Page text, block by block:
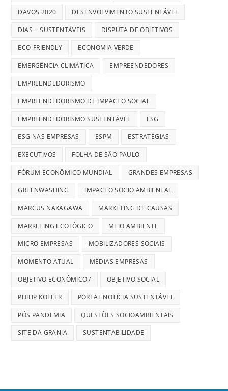
DAVOS 2020 DESENVOLVIMENTO SUSTENTÁVEL
DIAS + SUSTENTÁVEIS DISPUTA DE OBJETIVOS
ECO-FRIENDLY ECONOMIA VERDE
EMERGÊNCIA CLIMÁTICA EMPREENDEDORES
EMPREENDEDORISMO
EMPREENDEDORISMO DE IMPACTO SOCIAL
EMPREENDEDORISMO SUSTENTÁVEL ESG
ESG NAS EMPRESAS ESPM ESTRATÉGIAS
EXECUTIVOS FOLHA DE SÃO PAULO
FÓRUM ECONÔMICO MUNDIAL GRANDES EMPRESAS
GREENWASHING IMPACTO SOCIO AMBIENTAL
MARCUS NAKAGAWA MARKETING DE CAUSAS
MARKETING ECOLÓGICO MEIO AMBIENTE
MICRO EMPRESAS MOBILIZADORES SOCIAIS
MOMENTO ATUAL MÉDIAS EMPRESAS
OBJETIVO ECONÔMICO7 OBJETIVO SOCIAL
PHILIP KOTLER PORTAL NOTÍCIA SUSTENTÁVEL
PÓS PANDEMIA QUESTÕES SOCIOAMBIENTAIS
SITE DA GRANJA SUSTENTABILIDADE